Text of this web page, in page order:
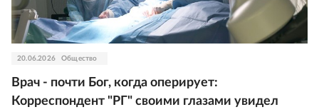
20.06.2026 Общество
Врач - почти Бог, когда оперирует:
Корреспондент "РГ" своими глазами увидел